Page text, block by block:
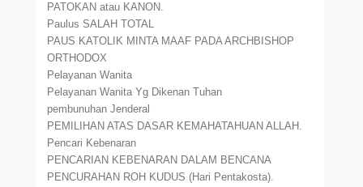
PATOKAN atau KANON.
Paulus SALAH TOTAL
PAUS KATOLIK MINTA MAAF PADA ARCHBISHOP
ORTHODOX
Pelayanan Wanita
Pelayanan Wanita Yg Dikenan Tuhan
pembunuhan Jenderal
PEMILIHAN ATAS DASAR KEMAHATAHUAN ALLAH.
Pencari Kebenaran
PENCARIAN KEBENARAN DALAM BENCANA
PENCURAHAN ROH KUDUS (Hari Pentakosta).